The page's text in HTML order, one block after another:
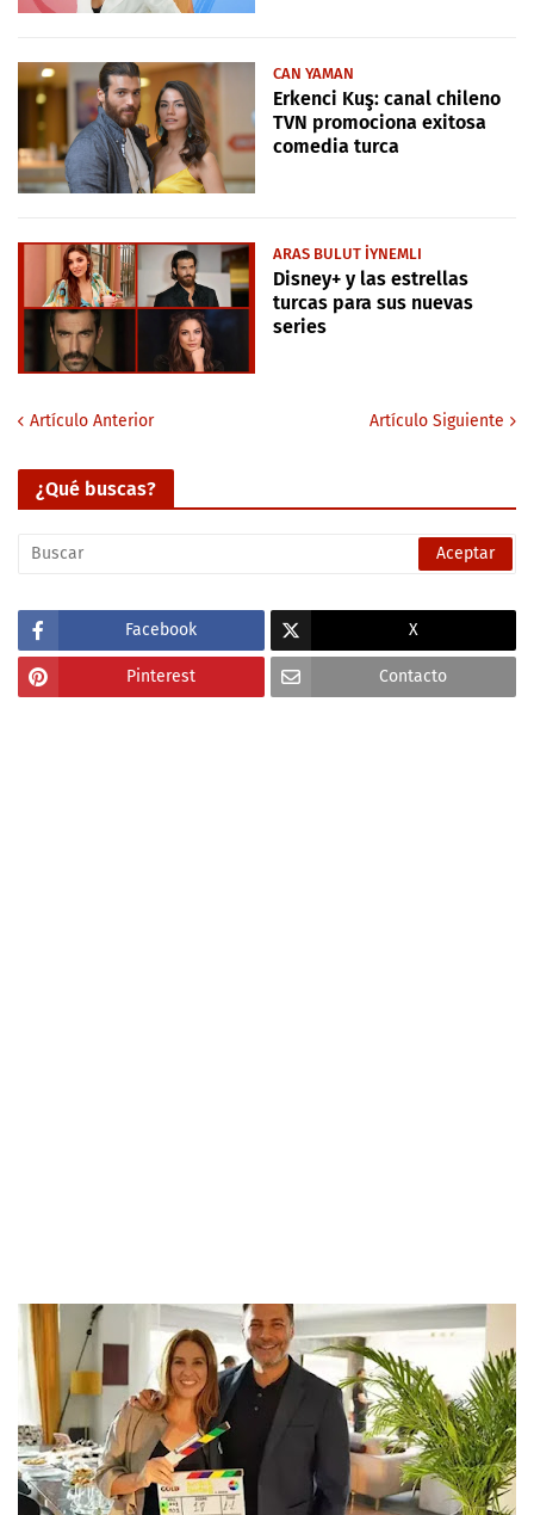
CAN YAMAN
Erkenci Kuş: canal chileno
TVN promociona exitosa
comedia turca
ARAS BULUT İYNEMLI
Disney+ y las estrellas
turcas para sus nuevas
series
Artículo Anterior Artículo Siguiente
¿Qué buscas?
Facebook X
Pinterest Contacto